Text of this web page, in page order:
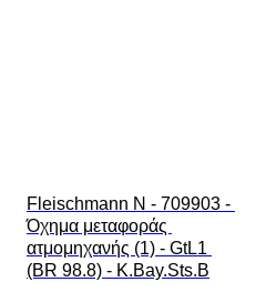
Fleischmann N - 709903 -
Όχημα μεταφοράς
ατμομηχανής (1) - GtL1
(BR 98.8) - K.Bay.Sts.B